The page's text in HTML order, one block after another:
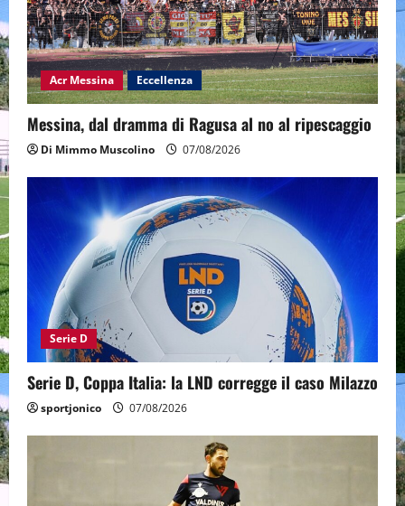
Acr Messina Eccellenza
Messina, dal dramma di Ragusa al no al ripescaggio
Di Mimmo Muscolino 07/08/2026
Serie D
Serie D, Coppa Italia: la LND corregge il caso Milazzo
sportjonico 07/08/2026